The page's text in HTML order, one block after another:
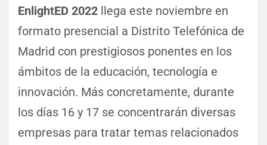
EnlightED 2022 llega este noviembre en
formato presencial a Distrito Telefónica de
Madrid con prestigiosos ponentes en los
ámbitos de la educación, tecnología e
innovación. Más concretamente, durante
los días 16 y 17 se concentrarán diversas
empresas para tratar temas relacionados